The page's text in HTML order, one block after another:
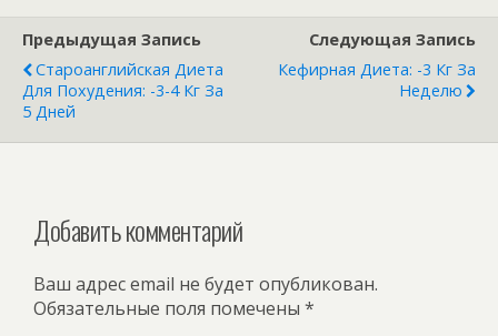
Предыдущая Запись
Староанглийская Диета
Для Похудения: -3-4 Кг За
5 Дней
Следующая Запись
Кефирная Диета: -3 Кг За
Неделю
Добавить комментарий
Ваш адрес email не будет опубликован.
Обязательные поля помечены *